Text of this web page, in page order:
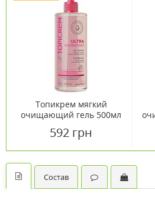
Топикрем мягкий
очищающий гель 500мл
592 грн
Состав